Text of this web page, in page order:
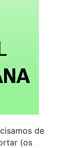
de
(os